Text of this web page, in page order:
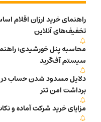
راهنمای خرید ارزان اقلام
تخفیف‌های آنلاین
سیستم آف‌گرید
دلایل مسدود شدن حساب در
برداشت امن تتر
مزایای خرید شرکت آماده و